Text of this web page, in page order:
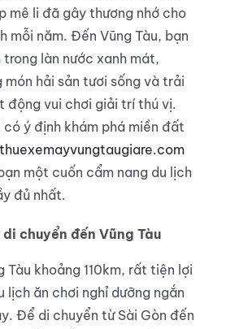
mê li đã gây thương nhớ cho
mỗi năm. Đến Vũng Tàu, bạn
làn nước xanh mát,
món hải sản tươi sống và trải
động vui chơi giải trí thú vị.
có ý định khám phá miền đất
một cuốn cẩm nang du lịch
đủ nhất.
chuyển đến Vũng Tàu
Tàu khoảng 110km, rất tiện lợi
lịch ăn chơi nghỉ dưỡng ngắn
Để di chuyển từ Sài Gòn đến